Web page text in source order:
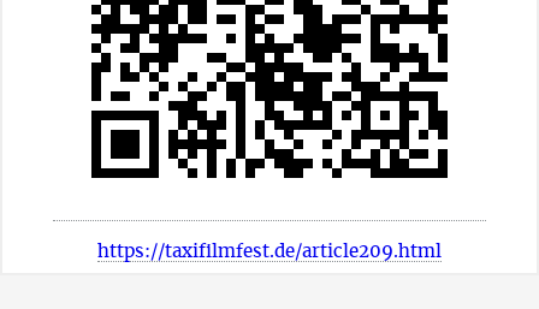
https://taxifilmfest.de/article209.html